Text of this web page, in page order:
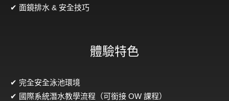
✔ 面鏡排水 & 安全技巧
體驗特色
✔ 完全安全泳池環境
✔ 國際系統潛水教學流程（可銜接 OW 課程）